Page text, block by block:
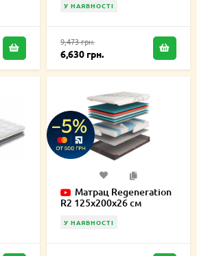
У НАЯВНОСТІ
9,473 грн.
6,630 грн.
Матрац Regeneration
R2 125х200х26 см
У НАЯВНОСТІ